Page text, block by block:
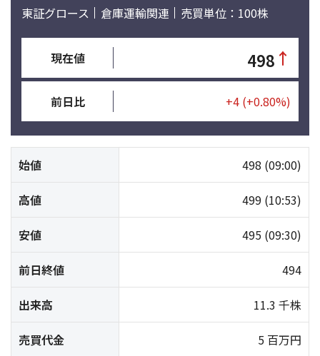
東証グロース 倉庫運輸関連 売買単位：100株
現在値 498 ↑
前日比 +4 (+0.80%)
始値 498 (09:00)
高値 499 (10:53)
安値 495 (09:30)
前日終値 494
出来高 11.3 千株
売買代金 5 百万円